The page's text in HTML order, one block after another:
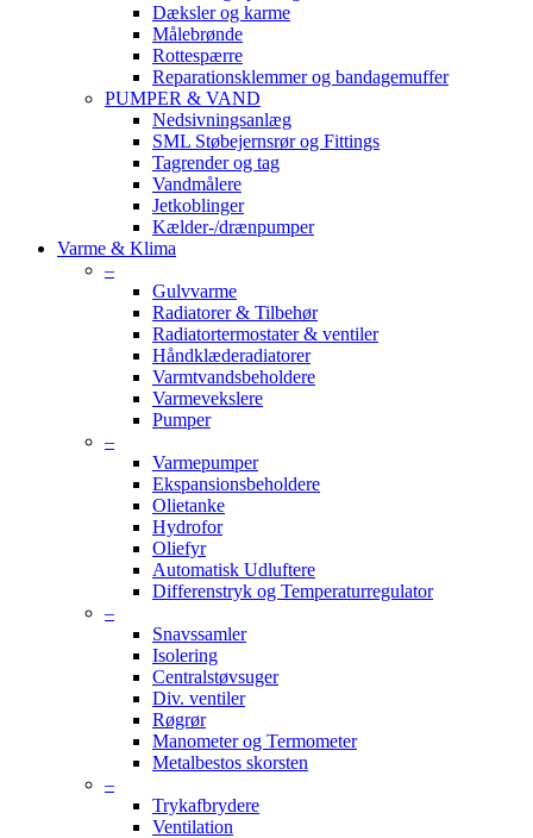
Dæksler og karme
Målebrønde
Rottespærre
Reparationsklemmer og bandagemuffer
PUMPER & VAND
Nedsivningsanlæg
SML Støbejernsrør og Fittings
Tagrender og tag
Vandmålere
Jetkoblinger
Kælder-/drænpumper
Varme & Klima
–
Gulvvarme
Radiatorer & Tilbehør
Radiatortermostater & ventiler
Håndklæderadiatorer
Varmtvandsbeholdere
Varmevekslere
Pumper
–
Varmepumper
Ekspansionsbeholdere
Olietanke
Hydrofor
Oliefyr
Automatisk Udluftere
Differenstryk og Temperaturregulator
–
Snavssamler
Isolering
Centralstøvsuger
Div. ventiler
Røgrør
Manometer og Termometer
Metalbestos skorsten
–
Trykafbrydere
Ventilation